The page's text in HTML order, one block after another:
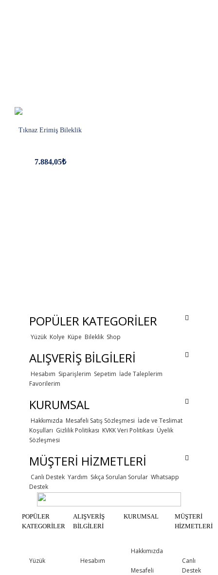
Tıknaz Erimiş Bileklik
7.884,05₺
POPÜLER KATEGORİLER
Yüzük Kolye Küpe Bileklik Shop
ALIŞVERİŞ BİLGİLERİ
Hesabım Siparişlerim Sepetim İade Taleplerim
Favorilerim
KURUMSAL
Hakkımızda Mesafeli Satış Sözleşmesi İade ve Teslimat
Koşulları Gizlilik Politikası KVKK Veri Politikası Üyelik
Sözleşmesi
MÜŞTERİ HİZMETLERİ
Canlı Destek Yardım Sıkça Sorulan Sorular Whatsapp
Destek
POPÜLER
KATEGORİLER
Yüzük
ALIŞVERİŞ
BİLGİLERİ
Hesabım
KURUMSAL
Hakkımızda
Mesafeli
MÜŞTERİ
HİZMETLERİ
Canlı
Destek